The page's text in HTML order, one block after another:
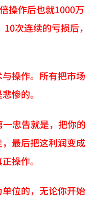
操作后也就1000万
次连续的亏损后，
操作。所有把市场
惨的。
忠告就是，把你的
最后把这利润变成
操作。
位的，无论你开始